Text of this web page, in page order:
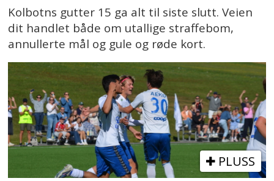
Kolbotns gutter 15 ga alt til siste slutt. Veien
dit handlet både om utallige straffebom,
annullerte mål og gule og røde kort.
PLUSS